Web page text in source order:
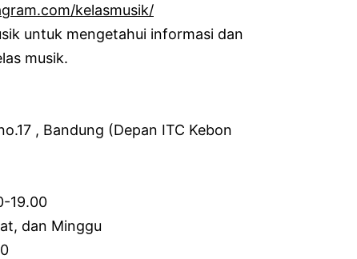
kelasmusik/
untuk mengetahui informasi dan
musik.
, Bandung (Depan ITC Kebon
19.00
dan Minggu